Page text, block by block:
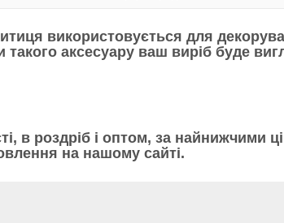
використовується для
аксесуару ваш виріб буде
в роздріб і оптом, за найнижчими
на нашому сайті.